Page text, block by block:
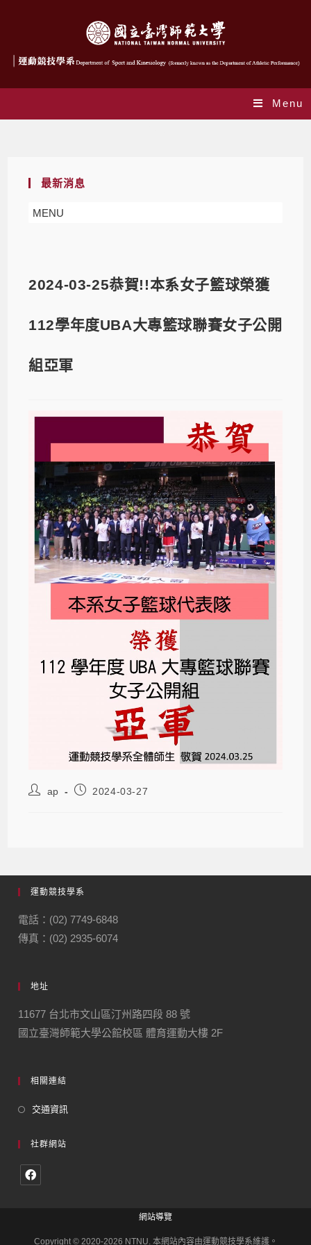
Menu
最新消息
MENU
2024-03-25恭賀!!本系女子籃球榮獲
112學年度UBA大專籃球聯賽女子公開
組亞軍
ap 2024-03-27
運動競技學系
電話：(02) 7749-6848
傳真：(02) 2935-6074
地址
11677 台北市文山區汀州路四段 88 號
國立臺灣師範大學公館校區 體育運動大樓 2F
相關連結
交通資訊
社群網站
網站導覽
Copyright © 2020-2026 NTNU. 本網站內容由運動競技學系維護。